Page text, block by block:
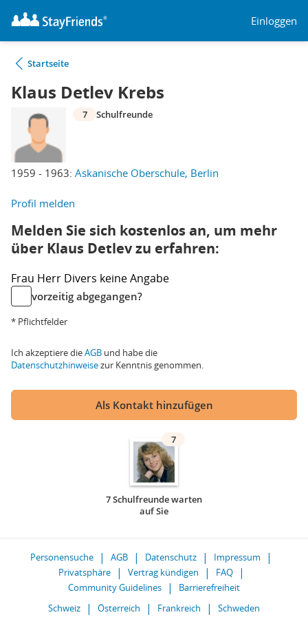
Einloggen
Startseite
Klaus Detlev Krebs
1959 - 1963: Askanische Oberschule, Berlin
7 Schulfreunde
Profil melden
Melden Sie sich kostenlos an, um mehr
über Klaus Detlev zu erfahren:
Frau Herr Divers keine Angabe
vorzeitig abgegangen?
* Pflichtfelder
Ich akzeptiere dieAGB und habe die
Datenschutzhinweisezur Kenntnis genommen.
Als Kontakt hinzufügen
7
7 Schulfreunde warten
auf Sie
Personensuche AGB Datenschutz
Impressum
Privatsphäre
Vertrag kündigen
FAQ
Community Guidelines
Barrierefreiheit
Schweiz
Österreich Frankreich Schweden